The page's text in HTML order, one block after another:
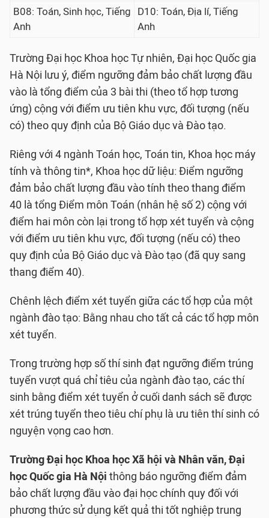
B08: Toán, Sinh học, Tiếng
Anh
D10: Toán, Địa lí, Tiếng
Anh
Trường Đại học Khoa học Tự nhiên, Đại học Quốc gia
Hà Nội lưu ý, điểm ngưỡng đảm bảo chất lượng đầu
vào là tổng điểm của 3 bài thi (theo tổ hợp tương
ứng) cộng với điểm ưu tiên khu vực, đối tượng (nếu
có) theo quy định của Bộ Giáo dục và Đào tạo.
Riêng với 4 ngành Toán học, Toán tin, Khoa học máy
tính và thông tin*, Khoa học dữ liệu: Điểm ngưỡng
đảm bảo chất lượng đầu vào tính theo thang điểm
40 là tổng Điểm môn Toán (nhân hệ số 2) cộng với
điểm hai môn còn lại trong tổ hợp xét tuyển và cộng
với điểm ưu tiên khu vực, đối tượng (nếu có) theo
quy định của Bộ Giáo dục và Đào tạo (đã quy sang
thang điểm 40).
Chênh lệch điểm xét tuyển giữa các tổ hợp của một
ngành đào tạo: Bằng nhau cho tất cả các tổ hợp môn
xét tuyển.
Trong trường hợp số thí sinh đạt ngưỡng điểm trúng
tuyển vượt quá chỉ tiêu của ngành đào tạo, các thí
sinh bằng điểm xét tuyển ở cuối danh sách sẽ được
xét trúng tuyển theo tiêu chí phụ là ưu tiên thí sinh có
nguyện vọng cao hơn.
Trường Đại học Khoa học Xã hội và Nhân văn, Đại
học Quốc gia Hà Nội thông báo ngưỡng điểm đảm
bảo chất lượng đầu vào đại học chính quy đối với
phương thức sử dụng kết quả thi tốt nghiệp trung